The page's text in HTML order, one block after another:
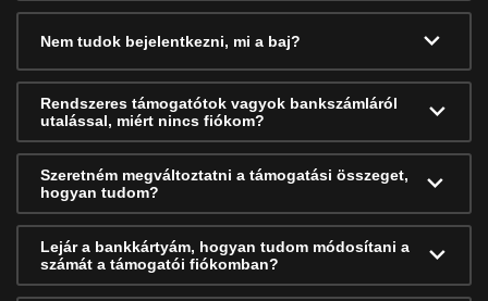
Nem tudok bejelentkezni, mi a baj?
Rendszeres támogatótok vagyok bankszámláról
utalással, miért nincs fiókom?
Szeretném megváltoztatni a támogatási összeget,
hogyan tudom?
Lejár a bankkártyám, hogyan tudom módosítani a
számát a támogatói fiókomban?